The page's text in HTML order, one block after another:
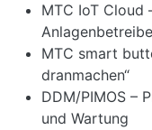
MTC IoT Cloud
MTC smart
dranmachen“
DDM/PIMOS –
und Wartung